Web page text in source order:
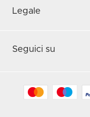
Legale
Seguici su